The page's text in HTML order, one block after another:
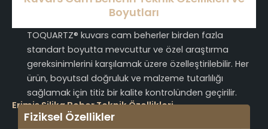
Boyutları
TOQUARTZ® kuvars cam beherler birden fazla
standart boyutta mevcuttur ve özel araştırma
gereksinimlerini karşılamak üzere özelleştirilebilir. Her
ürün, boyutsal doğruluk ve malzeme tutarlılığı
sağlamak için titiz bir kalite kontrolünden geçirilir.
Erimiş Silika Beher Teknik Özellikleri
Fiziksel Özellikler